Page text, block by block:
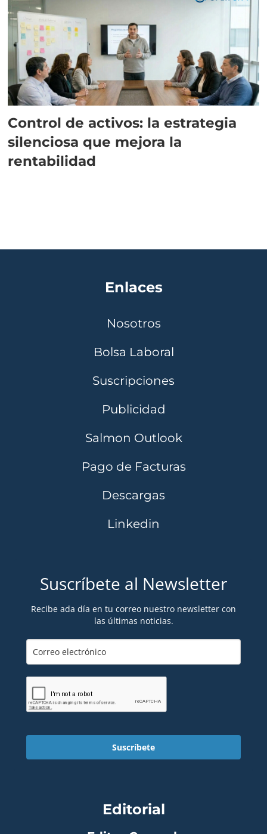
Control de activos: la estrategia
silenciosa que mejora la
rentabilidad
Enlaces
Nosotros
Bolsa Laboral
Suscripciones
Publicidad
Salmon Outlook
Pago de Facturas
Descargas
Linkedin
Suscríbete al Newsletter
Recibe ada día en tu correo nuestro newsletter con
las últimas noticias.
Suscríbete
Editorial